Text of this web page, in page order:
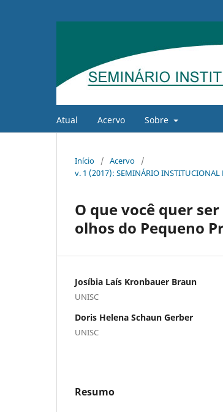
Atual Acervo Sobre
Início / Acervo
/
v. 1 (2017): SEMINÁRIO
O que você quer
olhos do Pequeno
Josíbia Laís Kronbauer Braun
UNISC
Doris Helena Schaun Gerber
UNISC
Resumo